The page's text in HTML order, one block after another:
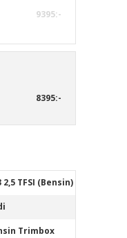
9395:-
8395:-
2,5 TFSI (Bensin)
Trimbox